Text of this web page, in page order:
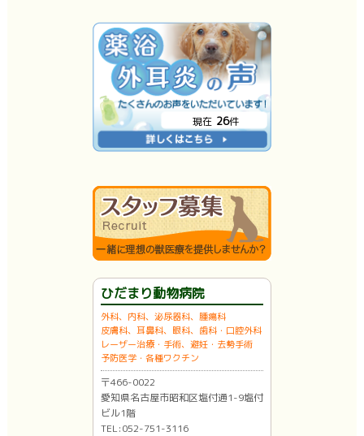
現在 26件
ひだまり動物病院
外科、内科、泌尿器科、腫瘍科
皮膚科、耳鼻科、眼科、歯科・口腔外科
レーザー治療・手術、避妊・去勢手術
予防医学・各種ワクチン
〒466-0022
愛知県名古屋市昭和区塩付通1-9塩付
ビル1階
TEL:052-751-3116